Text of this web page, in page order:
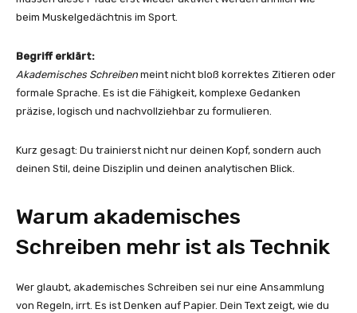
beim Muskelgedächtnis im Sport.
Begriff erklärt:
Akademisches Schreiben meint nicht bloß korrektes Zitieren oder
formale Sprache. Es ist die Fähigkeit, komplexe Gedanken
präzise, logisch und nachvollziehbar zu formulieren.
Kurz gesagt: Du trainierst nicht nur deinen Kopf, sondern auch
deinen Stil, deine Disziplin und deinen analytischen Blick.
Warum akademisches
Schreiben mehr ist als Technik
Wer glaubt, akademisches Schreiben sei nur eine Ansammlung
von Regeln, irrt. Es ist Denken auf Papier. Dein Text zeigt, wie du